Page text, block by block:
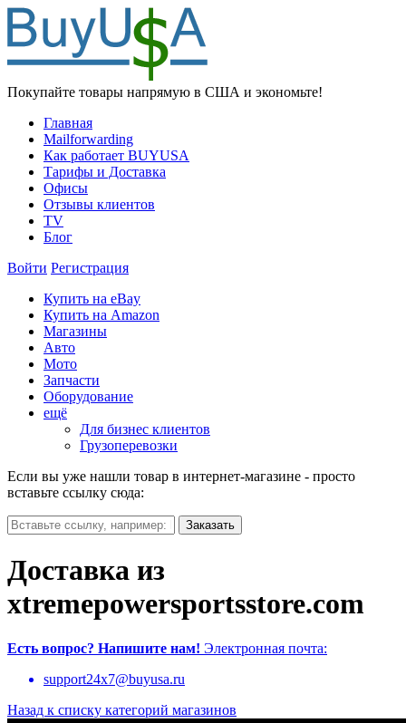
Покупайте товары напрямую в США и экономьте!
Главная
Mailforwarding
Как работает BUYUSA
Тарифы и Доставка
Офисы
Отзывы клиентов
TV
Блог
Войти Регистрация
Купить на eBay
Купить на Amazon
Магазины
Авто
Мото
Запчасти
Оборудование
ещё
Для бизнес клиентов
Грузоперевозки
Если вы уже нашли товар в интернет-магазине - просто
вставьте ссылку сюда:
Доставка из
xtremepowersportsstore.com
Есть вопрос? Напишите нам! Электронная почта:
support24x7@buyusa.ru
Назад к списку категорий магазинов